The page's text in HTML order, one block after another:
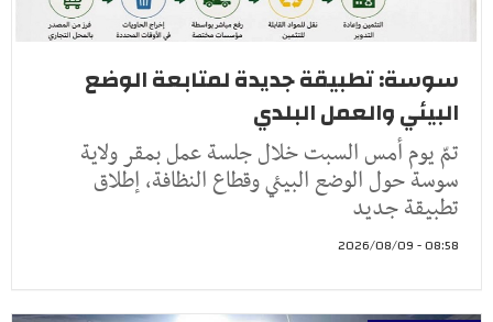
سوسة: تطبيقة جديدة لمتابعة الوضع
البيئي والعمل البلدي
تمّ يوم أمس السبت خلال جلسة عمل بمقر ولاية
سوسة حول الوضع البيئي وقطاع النظافة، إطلاق
تطبيقة جديد
08:58 - 2026/08/09